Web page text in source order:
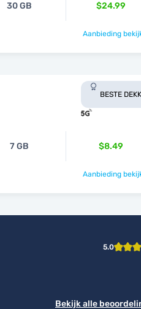
30 GB $24.99
Aanbieding
BESTE
7 GB $8.49
Aanbieding
5.0
Bekijk alle